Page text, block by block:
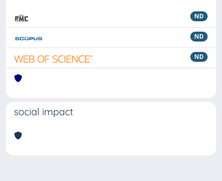
ND
ND
ND
social impact